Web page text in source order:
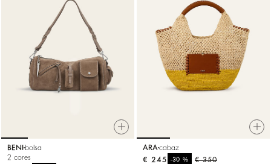
BENI bolsa
2 cores
ARA cabaz
€ 350
-30%
€ 245